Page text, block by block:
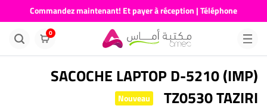
Commandez maintenant! Et payer à réception | Téléphone
676681730
0
(IMP) SACOCHE LAPTOP D-5210
TZ0530 TAZIRI
Nouveau